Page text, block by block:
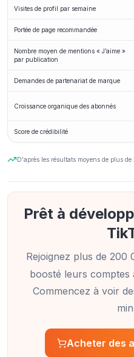
Visites de profil par semaine
Portée de page recommandée
Nombre moyen de mentions « J’aime »
par publication
Demandes de partenariat de marque
Croissance organique des abonnés
Score de crédibilité
D'après les résultats moyens de plus
Prêt à
Rejoignez plus de 200
boosté leurs comptes
Commencez à voir
Acheter des
vu de vrais
J'aime ».